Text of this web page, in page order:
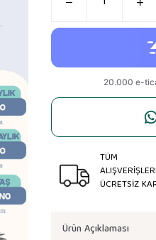
TÜM
ÜCRETSİZ
Ürün Açıklaması